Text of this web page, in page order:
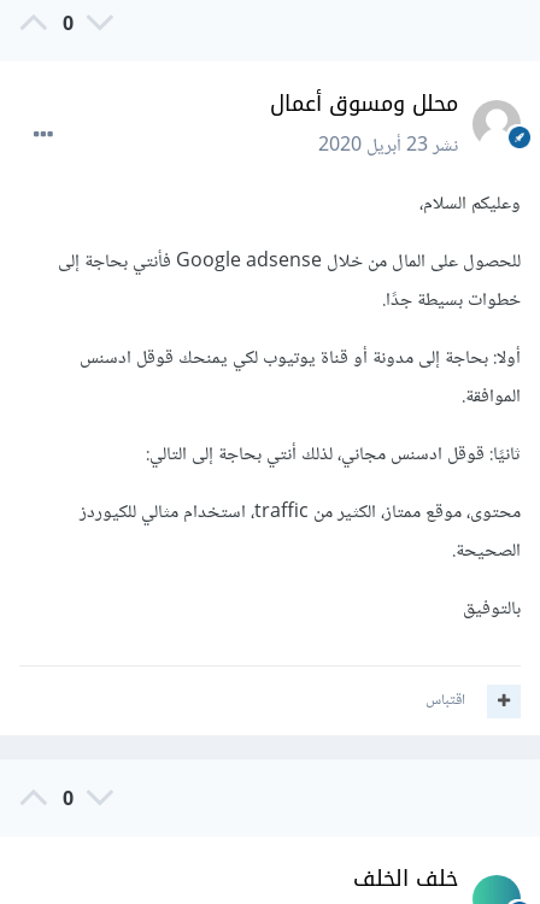
0
محلل ومسوق أعمال
نشر23 أبريل 2020
وعليكم السلام،
للحصول على المال من خلال Google adsense فأنتي بحاجة إلى
خطوات بسيطة جدًا.
أولا: بحاجة إلى مدونة أو قناة يوتيوب لكي يمنحك قوقل ادسنس
الموافقة.
ثانيًا: قوقل ادسنس مجاني، لذلك أنتي بحاجة إلى التالي:
محتوى، موقع ممتاز، الكثير من traffic، استخدام مثالي للكيوردز
الصحيحة.
بالتوفيق
اقتباس
0
خلف الخلف